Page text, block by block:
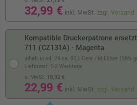
32,99 € inkl. MwSt.zzgl. Versand
Kompatible Druckerpatrone
711 (CZ131A) · Magenta
Inhalt in ml: 29 ca. 82,1 Cent / Milliliter (28%
o. MwSt. 19,32 €
22,99 € inkl. MwSt. zzgl. Versand
Lieferzeit: 1-2 Werktage